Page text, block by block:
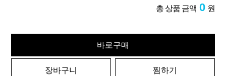
총 상품 금액 0 원
바로구매
장바구니 찜하기